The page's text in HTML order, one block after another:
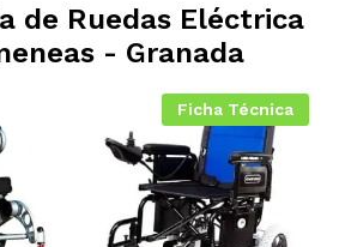
de Ruedas Eléctrica
- Granada
Ficha Técnica